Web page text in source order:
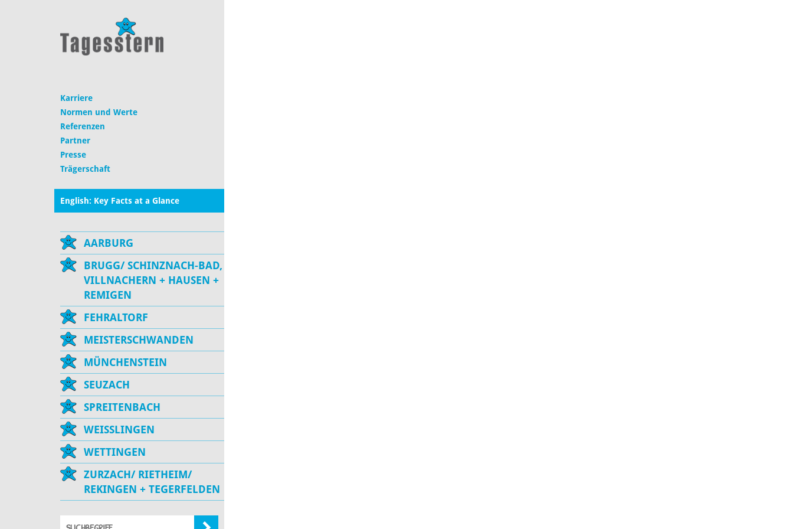
Karriere
Normen und Werte
Referenzen
Partner
Presse
Trägerschaft
English: Key Facts at a Glance
AARBURG
BRUGG/ SCHINZNACH-BAD,
VILLNACHERN + HAUSEN +
REMIGEN
FEHRALTORF
MEISTERSCHWANDEN
MÜNCHENSTEIN
SEUZACH
SPREITENBACH
WEISSLINGEN
WETTINGEN
ZURZACH/ RIETHEIM/
REKINGEN + TEGERFELDEN